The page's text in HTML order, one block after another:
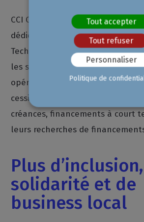
CCI Conseil et Finance, la filiale de
dédiée au financement,
Tech Aix-Marseille Région Sud
les start-ups de l’écosystème
opérations de financières : levée
cession et acquisition
créances, financements à court
leurs recherches de
Plus
solidarité et de
business local
Tout accepter
Tout refuser
Personnaliser
Politique de